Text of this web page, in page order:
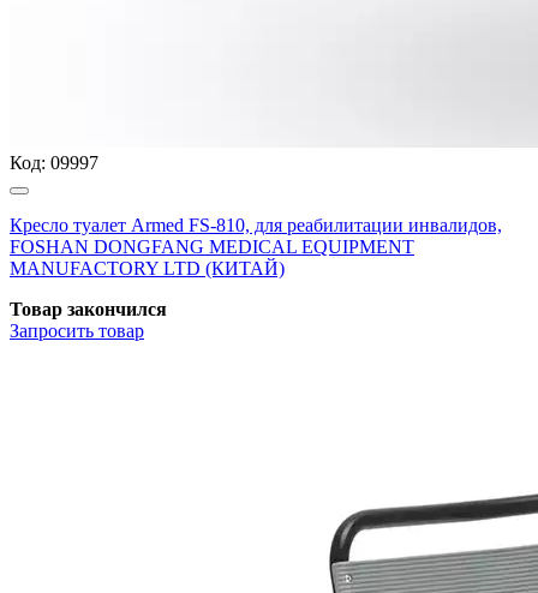
Код: 09997
Кресло туалет Armed FS-810, для реабилитации инвалидов,
FOSHAN DONGFANG MEDICAL EQUIPMENT
MANUFACTORY LTD (КИТАЙ)
Товар закончился
Запросить товар